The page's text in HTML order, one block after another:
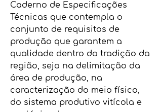
Caderno de Especificações
Técnicas que contempla o
conjunto de requisitos de
produção que garantem a
qualidade dentro da tradição da
região, seja na delimitação da
área de produção, na
caracterização do meio físico,
do sistema produtivo vitícola e